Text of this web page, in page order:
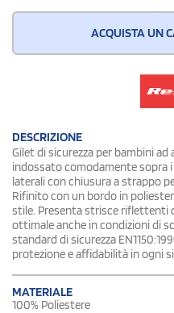
ACQUISTA UN
DESCRIZIONE
Gilet di sicurezza per bambini
indossato comodamente sopra
laterali con chiusura a strappo
Rifinito con un bordo in
stile. Presenta strisce riflettenti
ottimale anche in condizioni di
standard di sicurezza
protezione e affidabilità in ogni
MATERIALE
100% Poliestere